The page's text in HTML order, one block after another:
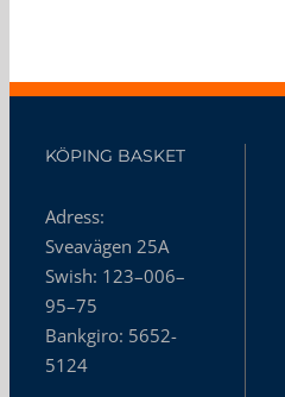
KÖPING BASKET
Adress:
Sveavägen 25A
Swish: 123–006–
95–75
Bankgiro: 5652-
5124